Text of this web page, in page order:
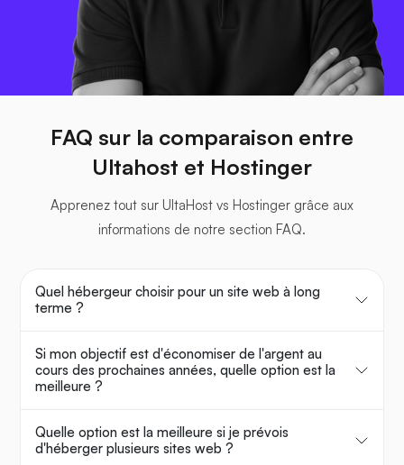
FAQ sur la comparaison entre
Ultahost et Hostinger
Apprenez tout sur UltaHost vs Hostinger grâce aux
informations de notre section FAQ.
Quel hébergeur choisir pour un site web à long
terme ?
Si mon objectif est d'économiser de l'argent au
cours des prochaines années, quelle option est la
meilleure ?
Quelle option est la meilleure si je prévois
d'héberger plusieurs sites web ?